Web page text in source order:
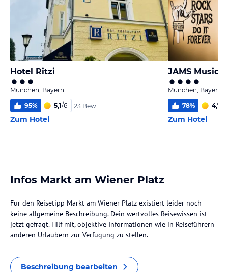
Hotel Ritzi
München, Bayern
95% 5,1/6 23 Bew.
Zum Hotel
JAMS Music
München, Bayern
78% 4,7
Zum Hotel
Infos Markt am Wiener Platz
Für den Reisetipp Markt am Wiener Platz existiert leider noch
keine allgemeine Beschreibung. Dein wertvolles Reisewissen ist
jetzt gefragt. Hilf mit, objektive Informationen wie in Reiseführern
anderen Urlaubern zur Verfügung zu stellen.
Beschreibung bearbeiten